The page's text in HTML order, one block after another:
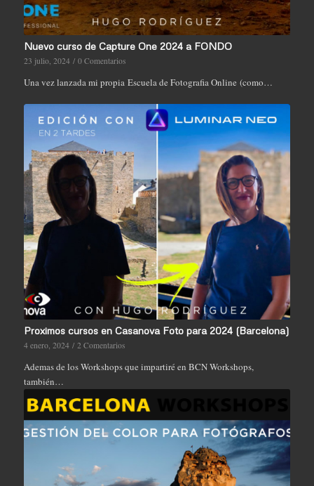
Nuevo curso de Capture One 2024 a FONDO
23 julio, 2024 / 0 Comentarios
Una vez lanzada mi propia Escuela de Fotografia Online (como…
Proximos cursos en Casanova Foto para 2024 (Barcelona)
4 enero, 2024 / 2 Comentarios
Ademas de los Workshops que impartiré en BCN Workshops,
también…